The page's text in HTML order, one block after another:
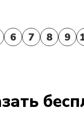
6 7 8 9